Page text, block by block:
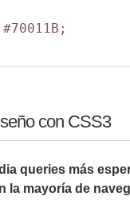
con CSS3
queries más
la mayoría de